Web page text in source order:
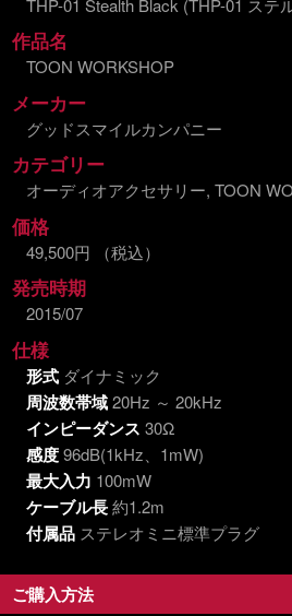
作品名
TOON WORKSHOP
メーカー
グッドスマイルカンパニー
カテゴリー
オーディオアクセサリー, TOON
価格
49,500円 （税込）
発売時期
2015/07
仕様
形式ダイナミック
周波数帯域20Hz ～ 20kHz
インピーダンス 30Ω
感度96dB(1kHz、1mW)
最大入力 100mW
ケーブル長約1.2m
付属品ステレオミニ標準プラグ
ご購入方法